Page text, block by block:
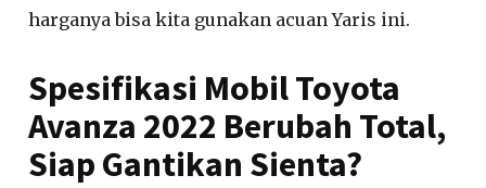
harganya bisa kita gunakan acuan Yaris ini.
Spesifikasi Mobil Toyota
Avanza 2022 Berubah Total,
Siap Gantikan Sienta?